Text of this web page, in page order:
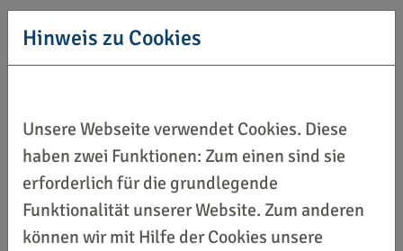
Hinweis zu Cookies
Unsere Webseite verwendet Cookies. Diese
haben zwei Funktionen: Zum einen sind sie
erforderlich für die grundlegende
Funktionalität unserer Website. Zum anderen
können wir mit Hilfe der Cookies unsere